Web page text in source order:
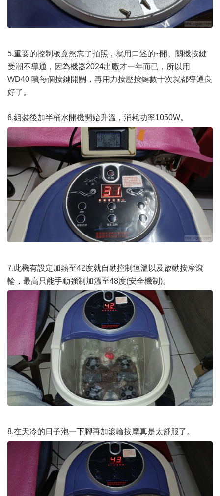
5.重要的控制板竟然忘了拍照，就用口述的~開、關機按鍵
受潮不導通，因為機器2024出廠才一年而已，所以用
WD40 噴每個按鍵開關，再用力按壓按鍵數十次就都導通良
好了。
6.組裝後加半桶水開機開始升溫，消耗功率1050W。
7.此機有設定加熱至42度就自動控制恆溫以及啟動按摩滾
輪，最高只能手動強制加溫至48度(安全機制)。
8.在天冷的日子泡一下腳再加滾輪按摩真是太舒服了。